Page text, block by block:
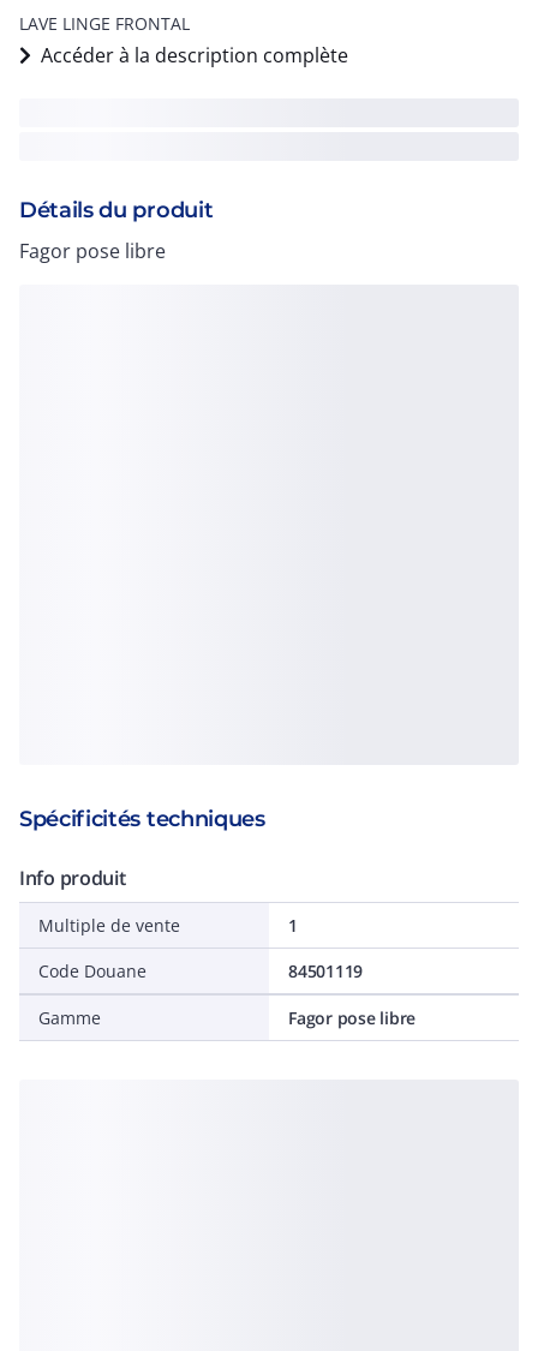
LAVE LINGE FRONTAL
Accéder à la description complète
Détails du produit
Fagor pose libre
Spécificités techniques
Info produit
Multiple de vente
1
Code Douane
84501119
Gamme Fagor pose libre